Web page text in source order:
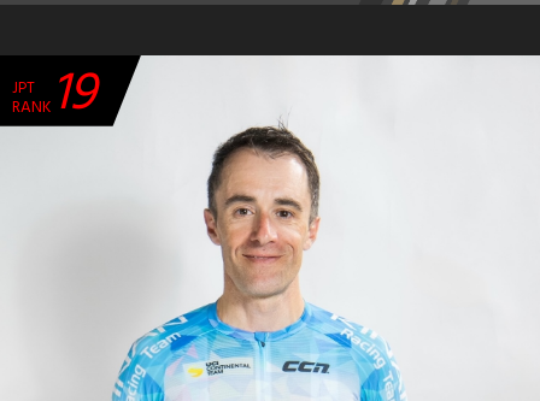
競技ガイド
加盟・登録
エントリー
JBCF ROAD SERIESとは
JPT
RANK 19